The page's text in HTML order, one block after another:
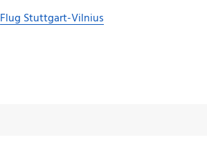
Flug Stuttgart-Vilnius